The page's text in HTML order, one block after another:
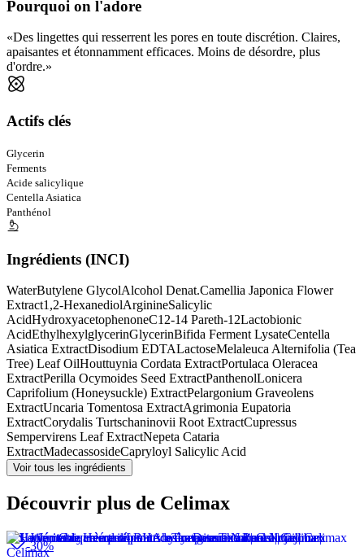
Pourquoi on l'adore
Des lingettes qui resserrent les pores en toute discrétion. Claires,
apaisantes et étonnamment efficaces. Moins de désordre, plus
d'ordre.
Actifs clés
Glycerin
Ferments
Acide salicylique
Centella Asiatica
Panthénol
Ingrédients (INCI)
WaterButylene GlycolAlcohol Denat.Camellia Japonica Flower
Extract1,2-HexanediolArginineSalicylic
AcidHydroxyacetophenoneC12-14 Pareth-12Lactobionic
AcidEthylhexylglycerinGlycerinBifida Ferment LysateCentella
Asiatica ExtractDisodium EDTALactoseMelaleuca Alternifolia (Tea
Tree) Leaf OilHouttuynia Cordata ExtractPortulaca Oleracea
ExtractPerilla Ocymoides Seed ExtractPanthenolLonicera
Caprifolium (Honeysuckle) ExtractPelargonium Graveolens
ExtractUncaria Tomentosa ExtractAgrimonia Eupatoria
ExtractCorydalis Turtschaninovii Root ExtractCupressus
Sempervirens Leaf ExtractNepeta Cataria
ExtractMadecassosideCapryloyl Salicylic Acid
Voir tous les ingrédients
Découvrir plus de Celimax
-30%